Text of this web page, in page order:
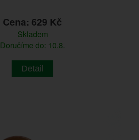
Cena: 629 Kč
Skladem
Doručíme do: 10.8.
Detail